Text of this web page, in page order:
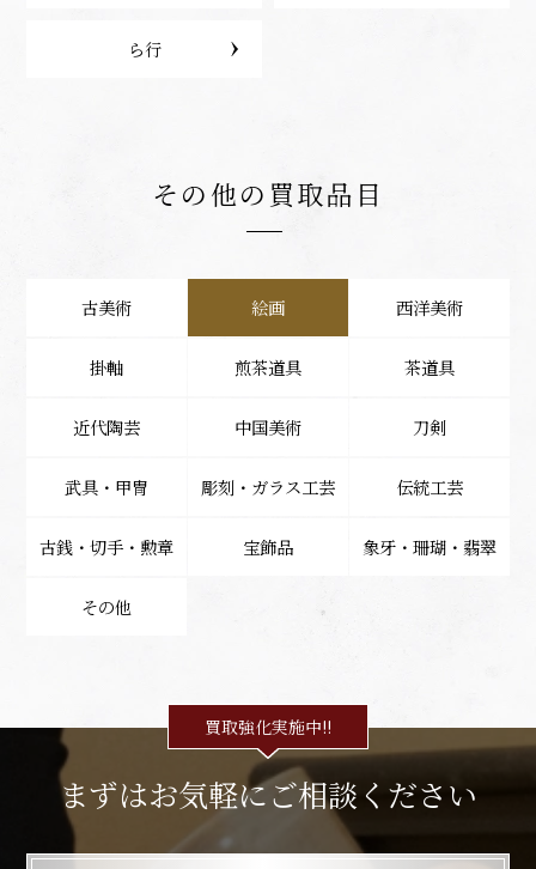
ら行
その他の買取品目
古美術 絵画 西洋美術
掛軸 煎茶道具 茶道具
近代陶芸 中国美術 刀剣
武具・甲冑 彫刻・ガラス工芸 伝統工芸
古銭・切手・勲章 宝飾品 象牙・珊瑚・翡翠
その他
買取強化実施中!!
まずはお気軽にご相談ください